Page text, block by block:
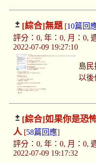
[綜合]無題[10篇回
評分：0, 年：0, 月：0,
2022-07-09 19:27:10
島民
以後
[綜合]如果你是恐
人[58篇回應]
評分：0, 年：0, 月：0,
2022-07-09 19:17:32